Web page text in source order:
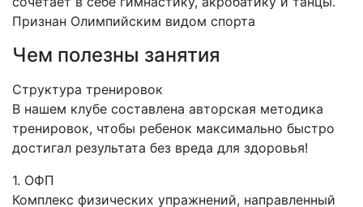
Признан Олимпийским видом спорта
Чем полезны занятия
Структура тренировок
В нашем клубе составлена авторская методика
тренировок, чтобы ребенок максимально быстро
достигал результата без вреда для здоровья!
1. ОФП
Комплекс физических упражнений, направленный